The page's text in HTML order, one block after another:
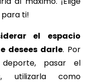
ti!
el espacio
desees darle. Por
pasar el
utilizarla como